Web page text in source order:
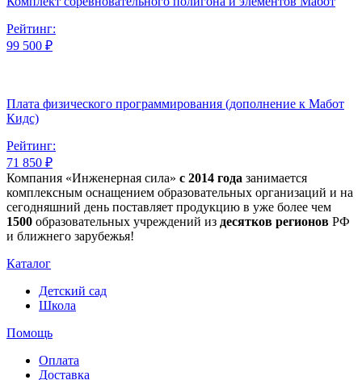
Рейтинг:
99 500 ₽
Плата физического программирования (дополнение к Мабот
Кидс)
Рейтинг:
71 850 ₽
Компания «Инженерная сила» с 2014 года занимается
комплексным оснащением образовательных организаций и на
сегодняшний день поставляет продукцию в уже более чем
1500 образовательных учреждений из десятков регионов РФ
и ближнего зарубежья!
Каталог
Детский сад
Школа
Помощь
Оплата
Доставка